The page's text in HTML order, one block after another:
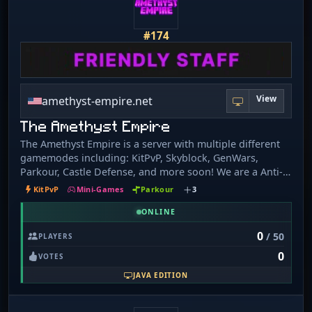
#174
amethyst-empire.net View
The Amethyst Empire
The Amethyst Empire is a server with multiple different
gamemodes including: KitPvP, Skyblock, GenWars,
Parkour, Castle Defense, and more soon! We are a Anti-
Pay2Win server and will never become one. All ranks and
kits are bought using in-game currency and is earned by
playing. Survival is coming soon! Allows connections
KitPvP Mini-Games Parkour 3
ONLINE
PLAYERS 0/ 50
VOTES 0
JAVA EDITION